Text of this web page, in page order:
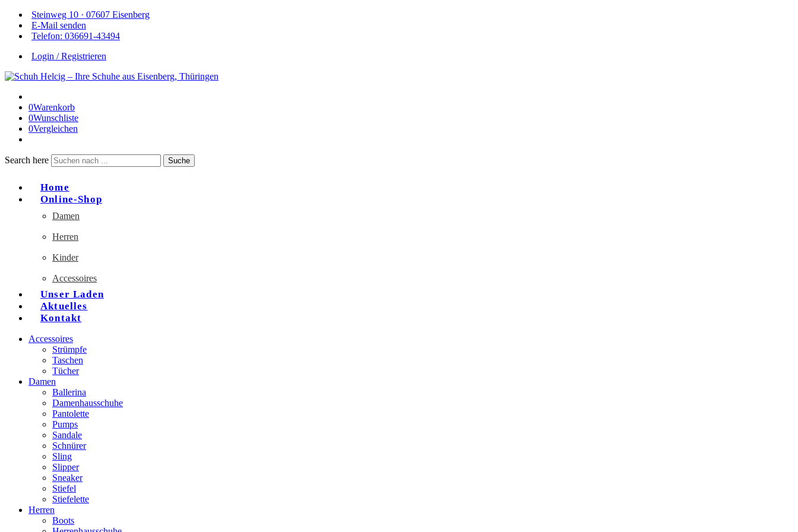
Steinweg 10 · 07607 Eisenberg
E-Mail senden
Telefon: 036691-43494
Login / Registrieren
0Warenkorb
0Wunschliste
0Vergleichen
Search here Suche
Home
Online-Shop
Damen
Herren
Kinder
Accessoires
Unser Laden
Aktuelles
Kontakt
Accessoires
Strümpfe
Taschen
Tücher
Damen
Ballerina
Damenhausschuhe
Pantolette
Pumps
Sandale
Schnürer
Sling
Slipper
Sneaker
Stiefel
Stiefelette
Herren
Boots